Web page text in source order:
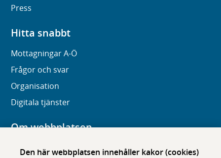
Den här webbplatsen innehåller kakor (cookies)
Press
Hitta snabbt
Mottagningar A-Ö
Frågor och svar
Organisation
Digitala tjänster
Om webbplatsen
Om karolinska.se